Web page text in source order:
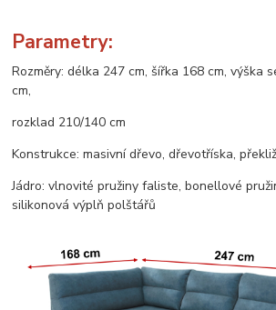
Parametry:
Rozměry: délka 247 cm, šířka 168 cm, výška
cm,
rozklad 210/140 cm
Konstrukce: masivní dřevo, dřevotříska,
Jádro: vlnovité pružiny faliste, bonellové
silikonová výplň polštářů